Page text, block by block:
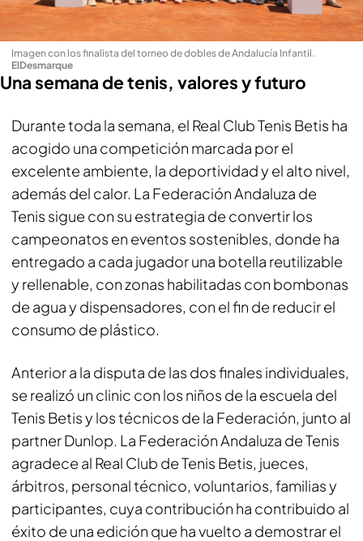
Imagen con los finalista del torneo de dobles de Andalucía Infantil.
ElDesmarque
Una semana de tenis, valores y futuro
Durante toda la semana, el Real Club Tenis Betis ha
acogido una competición marcada por el
excelente ambiente, la deportividad y el alto nivel,
además del calor. La Federación Andaluza de
Tenis sigue con su estrategia de convertir los
campeonatos en eventos sostenibles, donde ha
entregado a cada jugador una botella reutilizable
y rellenable, con zonas habilitadas con bombonas
de agua y dispensadores, con el fin de reducir el
consumo de plástico.
Anterior a la disputa de las dos finales individuales,
se realizó un clinic con los niños de la escuela del
Tenis Betis y los técnicos de la Federación, junto al
partner Dunlop. La Federación Andaluza de Tenis
agradece al Real Club de Tenis Betis, jueces,
árbitros, personal técnico, voluntarios, familias y
participantes, cuya contribución ha contribuido al
éxito de una edición que ha vuelto a demostrar el